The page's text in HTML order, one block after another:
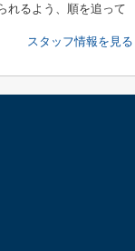
れるよう、順を追って
スタッフ情報を見る